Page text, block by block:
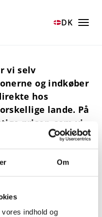
Om
indhold og
DK
vi selv
og indkøber
hos
lande. På
priser, som vi